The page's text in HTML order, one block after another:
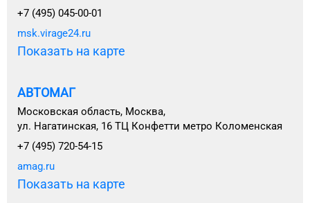
+7 (495) 045-00-01
msk.virage24.ru
Показать на карте
АВТОМАГ
Московская область, Москва,
ул. Нагатинская, 16 ТЦ Конфетти метро Коломенская
+7 (495) 720-54-15
amag.ru
Показать на карте